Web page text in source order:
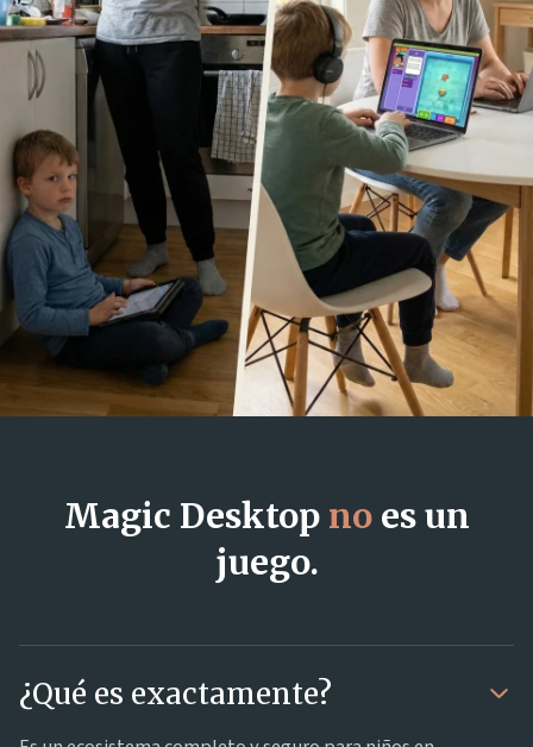
Magic Desktop noes un
juego.
¿Qué es exactamente?